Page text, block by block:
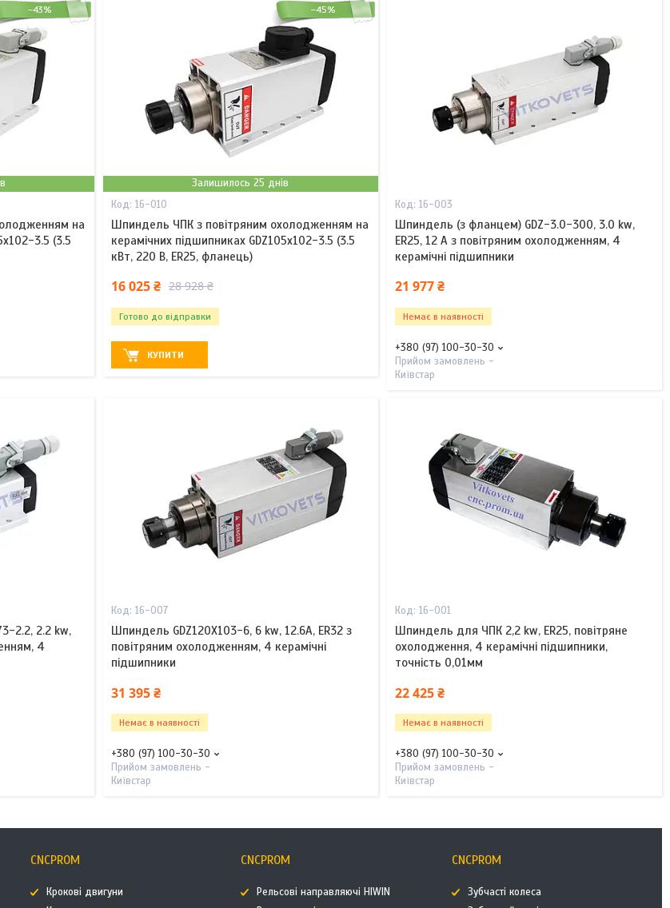
–43%
на
3.5 (3.5
–45%
Залишилось 25 днів
16-010
Шпиндель ЧПК з повітряним охолодженням на
керамічних підшипниках GDZ105x102-3.5 (3.5
кВт, 220 В, ER25, фланець)
16 025 ₴ 28 928 ₴
Готово до відправки
КУПИТИ
16-003
Шпиндель (з фланцем) GDZ-3.0-300, 3.0 kw,
ER25, 12 А з повітряним охолодженням, 4
керамічні підшипники
21 977 ₴
Немає в наявності
+380 (97) 100-30-30
Прийом замовлень -
Київстар
2.2, 2.2 kw,
4
16-007
Шпиндель GDZ120X103-6, 6 kw, 12.6А, ER32 з
повітряним охолодженням, 4 керамічні
підшипники
31 395 ₴
Немає в наявності
+380 (97) 100-30-30
Прийом замовлень -
Київстар
16-001
Шпиндель для ЧПК 2,2 kw, ER25, повітряне
охолодження, 4 керамічні підшипники,
точність 0,01мм
22 425 ₴
Немає в наявності
+380 (97) 100-30-30
Прийом замовлень -
Київстар
CNCPROM
Крокові двигуни
CNCPROM
Рельсові направляючі HIWIN
CNCPROM
Зубчасті колеса